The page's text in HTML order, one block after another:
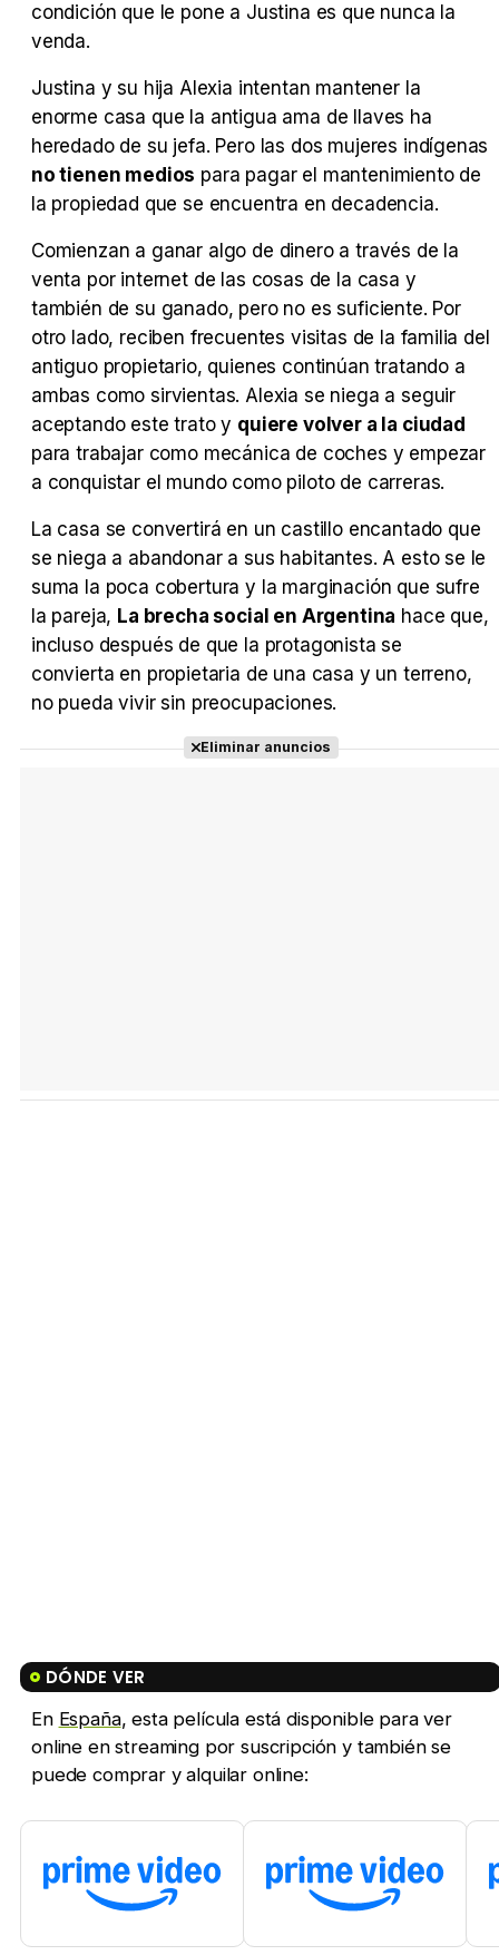
Tráiler en español 'Outcome' (2026)
Tráiler 'Do Not Enter' (2026)
condición que le pone a Justina es que nunca la
venda.
Justina y su hija Alexia intentan mantener la
enorme casa que la antigua ama de llaves ha
heredado de su jefa. Pero las dos mujeres indígenas
no tienen medios para pagar el mantenimiento de
la propiedad que se encuentra en decadencia.
Comienzan a ganar algo de dinero a través de la
venta por internet de las cosas de la casa y
también de su ganado, pero no es suficiente. Por
otro lado, reciben frecuentes visitas de la familia del
antiguo propietario, quienes continúan tratando a
ambas como sirvientas. Alexia se niega a seguir
aceptando este trato y quiere volver a la ciudad
para trabajar como mecánica de coches y empezar
a conquistar el mundo como piloto de carreras.
La casa se convertirá en un castillo encantado que
se niega a abandonar a sus habitantes. A esto se le
suma la poca cobertura y la marginación que sufre
la pareja, La brecha social en Argentina hace que,
incluso después de que la protagonista se
convierta en propietaria de una casa y un terreno,
no pueda vivir sin preocupaciones.
Eliminar anuncios
DÓNDE VER
En España, esta película está disponible para ver
online en streaming por suscripción y también se
puede comprar y alquilar online: